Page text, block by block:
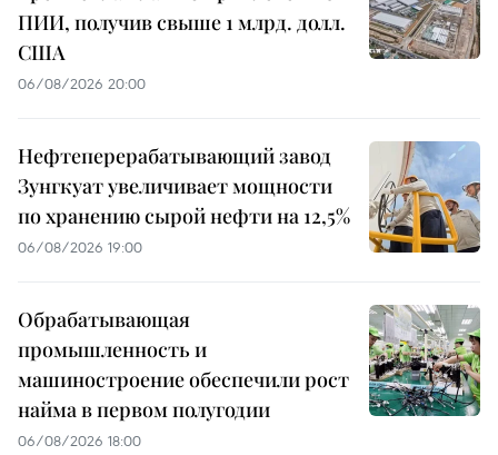
ПИИ, получив свыше 1 млрд. долл.
США
06/08/2026 20:00
Нефтеперерабатывающий завод
Зунгкуат увеличивает мощности
по хранению сырой нефти на 12,5%
06/08/2026 19:00
Обрабатывающая
промышленность и
машиностроение обеспечили рост
найма в первом полугодии
06/08/2026 18:00